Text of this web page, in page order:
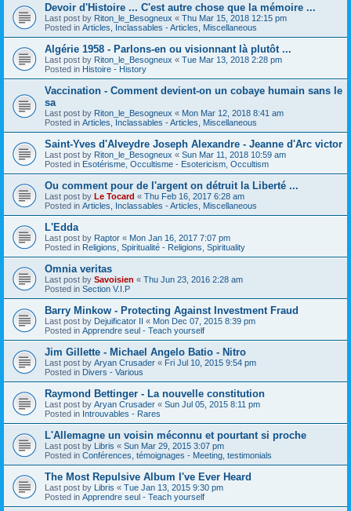
Devoir d'Histoire ... C'est autre chose que la mémoire ...
Last post by Riton_le_Besogneux « Thu Mar 15, 2018 12:15 pm
Posted in Articles, Inclassables - Articles, Miscellaneous
Algérie 1958 - Parlons-en ou visionnant là plutôt ...
Last post by Riton_le_Besogneux « Tue Mar 13, 2018 2:28 pm
Posted in Histoire - History
Vaccination - Comment devient-on un cobaye humain sans le
sa
Last post by Riton_le_Besogneux « Mon Mar 12, 2018 8:41 am
Posted in Articles, Inclassables - Articles, Miscellaneous
Saint-Yves d'Alveydre Joseph Alexandre - Jeanne d'Arc victor
Last post by Riton_le_Besogneux « Sun Mar 11, 2018 10:59 am
Posted in Esotérisme, Occultisme - Esotericism, Occultism
Ou comment pour de l'argent on détruit la Liberté ...
Last post by Le Tocard « Thu Feb 16, 2017 6:28 am
Posted in Articles, Inclassables - Articles, Miscellaneous
L'Edda
Last post by Raptor « Mon Jan 16, 2017 7:07 pm
Posted in Religions, Spiritualité - Religions, Spirituality
Omnia veritas
Last post by Savoisien « Thu Jun 23, 2016 2:28 am
Posted in Section V.I.P
Barry Minkow - Protecting Against Investment Fraud
Last post by Dejuificator II « Mon Dec 07, 2015 8:39 pm
Posted in Apprendre seul - Teach yourself
Jim Gillette - Michael Angelo Batio - Nitro
Last post by Aryan Crusader « Fri Jul 10, 2015 9:54 pm
Posted in Divers - Various
Raymond Bettinger - La nouvelle constitution
Last post by Aryan Crusader « Sun Jul 05, 2015 8:11 pm
Posted in Introuvables - Rares
L'Allemagne un voisin méconnu et pourtant si proche
Last post by Libris « Sun Mar 29, 2015 3:07 pm
Posted in Conférences, témoignages - Meeting, testimonials
The Most Repulsive Album I've Ever Heard
Last post by Libris « Tue Jan 13, 2015 9:30 pm
Posted in Apprendre seul - Teach yourself